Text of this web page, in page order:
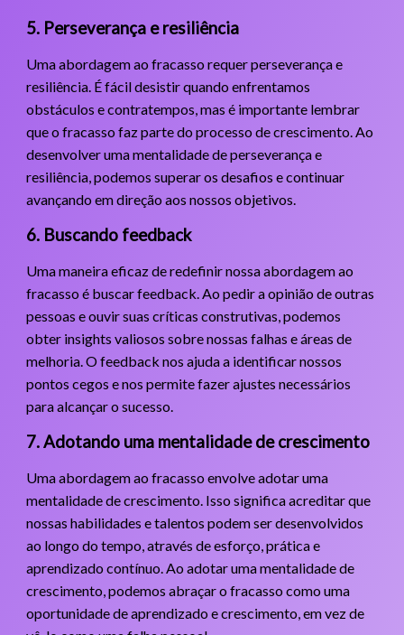
5. Perseverança e resiliência
Uma abordagem ao fracasso requer perseverança e
resiliência. É fácil desistir quando enfrentamos
obstáculos e contratempos, mas é importante lembrar
que o fracasso faz parte do processo de crescimento. Ao
desenvolver uma mentalidade de perseverança e
resiliência, podemos superar os desafios e continuar
avançando em direção aos nossos objetivos.
6. Buscando feedback
Uma maneira eficaz de redefinir nossa abordagem ao
fracasso é buscar feedback. Ao pedir a opinião de outras
pessoas e ouvir suas críticas construtivas, podemos
obter insights valiosos sobre nossas falhas e áreas de
melhoria. O feedback nos ajuda a identificar nossos
pontos cegos e nos permite fazer ajustes necessários
para alcançar o sucesso.
7. Adotando uma mentalidade de crescimento
Uma abordagem ao fracasso envolve adotar uma
mentalidade de crescimento. Isso significa acreditar que
nossas habilidades e talentos podem ser desenvolvidos
ao longo do tempo, através de esforço, prática e
aprendizado contínuo. Ao adotar uma mentalidade de
crescimento, podemos abraçar o fracasso como uma
oportunidade de aprendizado e crescimento, em vez de